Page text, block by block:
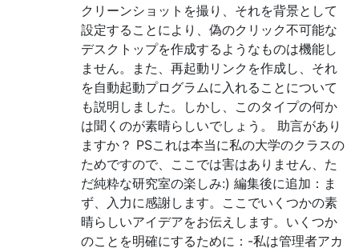
クリーンショットを撮り、それを背景として
設定することにより、偽のクリック不可能な
デスクトップを作成するようなものは機能し
ません。また、再起動リンクを作成し、それ
を自動起動プログラムに入れることについて
も説明しました。しかし、このタイプの何か
は聞くのが素晴らしいでしょう。 助言があり
ますか？ PSこれは本当に私の大学のクラスの
ためですので、ここでは害はありません、た
だ純粋な研究室の楽しみ:) 編集後に追加：ま
ず、入力に感謝します。ここでいくつかの素
晴らしいアイデアをお伝えします。いくつか
のことを明確にするために：-私は管理者アカ